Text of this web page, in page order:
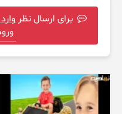
برای ارسال نظر